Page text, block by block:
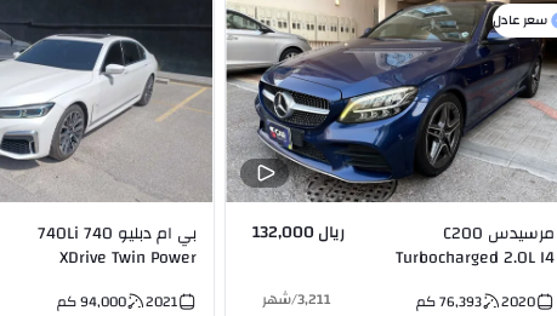
سعر عادل
مرسيدس C200
Turbocharged 2.0L I4
ريال 132,000
2020
76,393كم 3,211
/شهر
بي ام دبليو 740 740Li
XDrive Twin Power
2021
94,000كم